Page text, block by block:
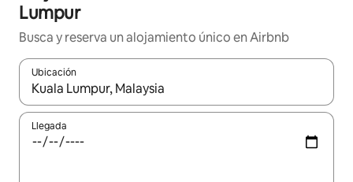
Lumpur
Busca y reserva un alojamiento único en Airbnb
Ubicación
Cuando los resultados estén disponibles, podrás navegar
Llegada